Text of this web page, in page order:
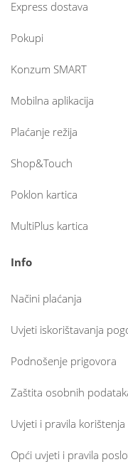
Express dostava
Pokupi
Konzum SMART
Mobilna aplikacija
Plaćanje režija
Shop&Touch
Poklon kartica
MultiPlus kartica
Info
Načini plaćanja
Uvjeti iskorištavanja
Podnošenje prigovora
Zaštita osobnih
Uvjeti i pravila
Opći uvjeti i pravila